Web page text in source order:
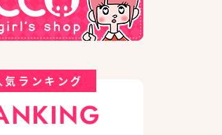
気ランキング